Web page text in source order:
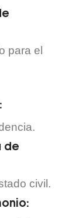
para el
de
civil.